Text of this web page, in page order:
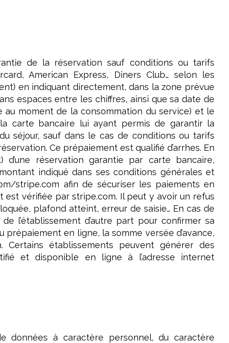
de la réservation sauf conditions ou tarifs
American Express, Diners Club… selon les
en indiquant directement, dans la zone prévue
espaces entre les chiffres, ainsi que sa date de
moment de la consommation du service) et le
carte bancaire lui ayant permis de garantir la
séjour, sauf dans le cas de conditions ou tarifs
Ce prépaiement est qualifié d’arrhes. En
réservation garantie par carte bancaire,
indiqué dans ses conditions générales et
stripe.com afin de sécuriser les paiements en
vérifiée par stripe.com. Il peut y avoir un refus
plafond atteint, erreur de saisie… En cas de
l’établissement d’autre part pour confirmer sa
prépaiement en ligne, la somme versée d’avance,
établissements peuvent générer des
et disponible en ligne à l’adresse internet
à caractère personnel, du caractère